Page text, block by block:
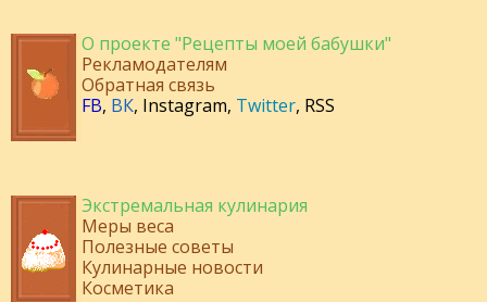
О проекте "Рецепты моей бабушки"
Рекламодателям
Обратная связь
FB, ВК, Instagram, Twitter, RSS
Экстремальная кулинария
Меры веса
Полезные советы
Кулинарные новости
Косметика